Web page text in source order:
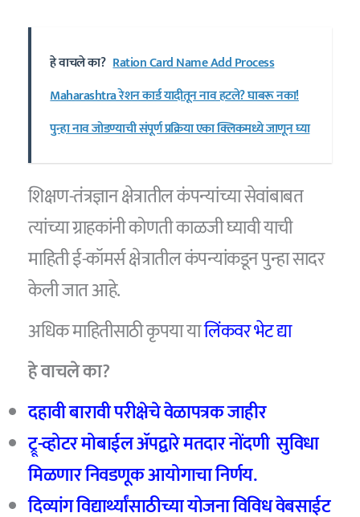
हे वाचले का? Ration Card Name Add Process
Maharashtra रेशन कार्ड यादीतून नाव हटले? घाबरू नका!
पुन्हा नाव जोडण्याची संपूर्ण प्रक्रिया एका क्लिकमध्ये जाणून घ्या
शिक्षण-तंत्रज्ञान क्षेत्रातील कंपन्यांच्या सेवांबाबत
त्यांच्या ग्राहकांनी कोणती काळजी घ्यावी याची
माहिती ई-कॉमर्स क्षेत्रातील कंपन्यांकडून पुन्हा सादर
केली जात आहे.
अधिक माहितीसाठी कृपया यालिंकवर भेट द्या
हे वाचले का?
दहावी बारावी परीक्षेचे वेळापत्रक जाहीर
ट्रू-व्होटर मोबाईल ॲपद्वारे मतदार नोंदणी सुविधा
मिळणार निवडणूक आयोगाचा निर्णय.
दिव्यांग विद्यार्थ्यांसाठीच्या योजना विविध वेबसाईट